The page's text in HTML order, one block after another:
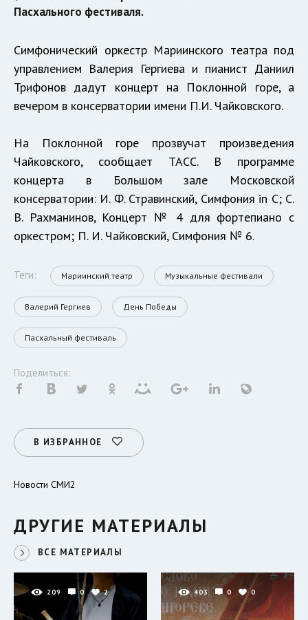
Пасхального фестиваля.
Симфонический оркестр Мариинского театра под
управлением Валерия Гергиева и пианист Даниил
Трифонов дадут концерт на Поклонной горе, а
вечером в консерватории имени П.И. Чайковского.
На Поклонной горе прозвучат произведения
Чайковского, сообщает ТАСС. В программе
концерта в Большом зале Московской
консерватории: И. Ф. Стравинский, Симфония in C; С.
В. Рахманинов, Концерт № 4 для фортепиано с
оркестром; П. И. Чайковский, Симфония № 6.
Теги: Мариинский театр Музыкальные фестивали
Валерий Гергиев День Победы
Пасхальный фестиваль
Поделиться:
В ИЗБРАННОЕ
Новости СМИ2
ДРУГИЕ МАТЕРИАЛЫ
ВСЕ МАТЕРИАЛЫ
209 0 2 403 0 0